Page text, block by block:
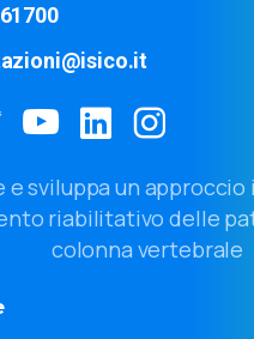
e sviluppa un
riabilitativo delle
colonna vertebrale